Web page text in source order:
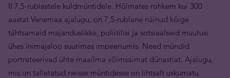
II 7,5-rublastele kuldmüntidele. Hõlmates rohkem kui 300
aastat Venemaa ajalugu, on 7,5-rublane näinud kõige
tähtsamaid majanduslikke, poliitilisi ja sotsiaalseid muutusi
ühes inimajaloo suurimas impeeriumis. Need mündid
portreteerivad ühte maailma võimsaimat dünastiat. Ajalugu,
mis on talletatud neisse müntidesse on lihtsalt uskumatu.